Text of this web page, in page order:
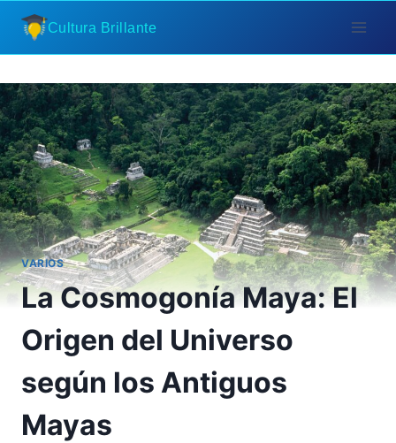
Saltar
contenido
Cultura Brillante
VARIOS
La Cosmogonía Maya: El
Origen del Universo
según los Antiguos
Mayas